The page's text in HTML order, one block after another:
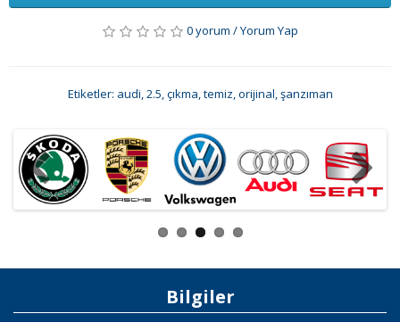
0 yorum /Yorum Yap
Etiketler: audi,2.5,çıkma,temiz,orijinal,şanzıman
Bilgiler